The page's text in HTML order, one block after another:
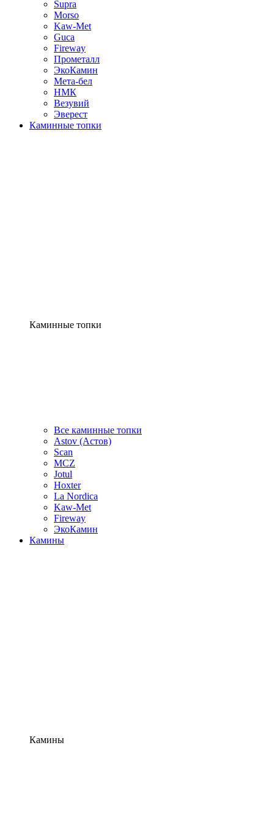
Supra
Morso
Kaw-Met
Guca
Fireway
Прометалл
ЭкоКамин
Мета-бел
НМК
Везувий
Эверест
Каминные топки
Каминные топки
Все каминные топки
Astov (Астов)
Scan
MCZ
Jotul
Hoxter
La Nordica
Kaw-Met
Fireway
ЭкоКамин
Камины
Камины